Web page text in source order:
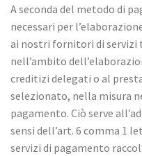
A seconda del metodo di
necessari per
ai nostri fornitori di servizi
nell’ambito
creditizi delegati o al
selezionato, nella misura
pagamento. Ciò serve
sensi dell’art. 6 comma 1
servizi di pagamento